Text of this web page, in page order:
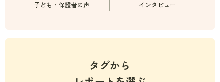
子ども・保護者の声
インタビュー
タグから